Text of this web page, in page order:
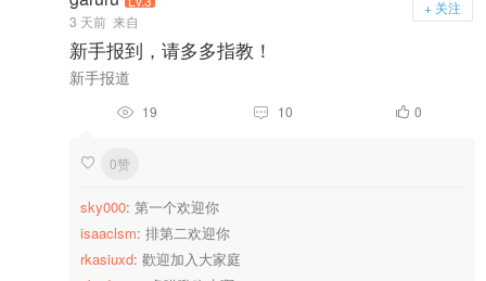
3 天前 来自
+ 关注
新手报到，请多多指教！
新手报道
 19  10  0
 0赞
sky000: 第一个欢迎你
isaaclsm: 排第二欢迎你
rkasiuxd: 歡迎加入大家庭